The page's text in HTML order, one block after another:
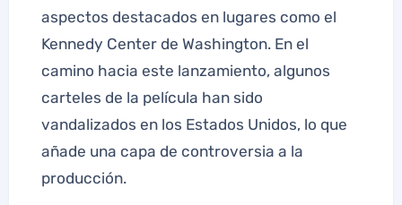
aspectos destacados en lugares como el
Kennedy Center de Washington. En el
camino hacia este lanzamiento, algunos
carteles de la película han sido
vandalizados en los Estados Unidos, lo que
añade una capa de controversia a la
producción.